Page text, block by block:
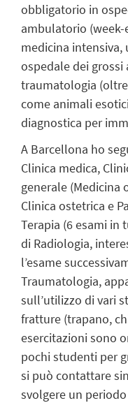
obbligatorio in
ambulatorio
medicina intensiva,
ospedale dei
traumatologia
come animali
diagnostica per
A Barcellona ho
Clinica medica,
generale (Medicina
Clinica ostetrica e
Terapia (6 esami in
di Radiologia,
l’esame
Traumatologia,
sull’utilizzo di vari
fratture (trapano,
esercitazioni sono
pochi studenti per
si può contattare
svolgere un